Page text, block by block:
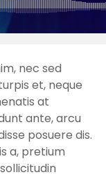
nec sed
et, neque
at
ante, arcu
posuere dis.
a, pretium